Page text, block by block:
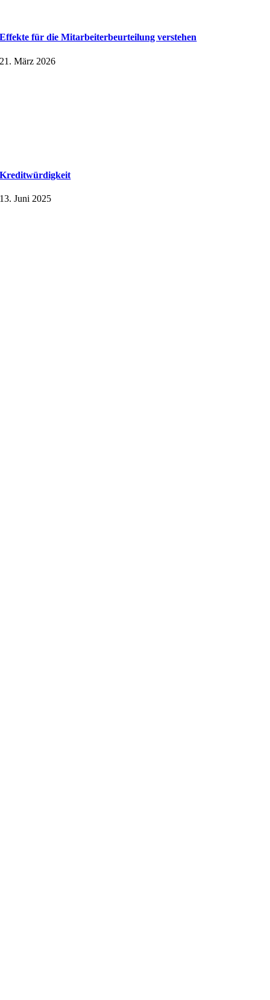
Effekte für die Mitarbeiter­beurteilung verstehen
21. März 2026
Kreditwürdigkeit
13. Juni 2025